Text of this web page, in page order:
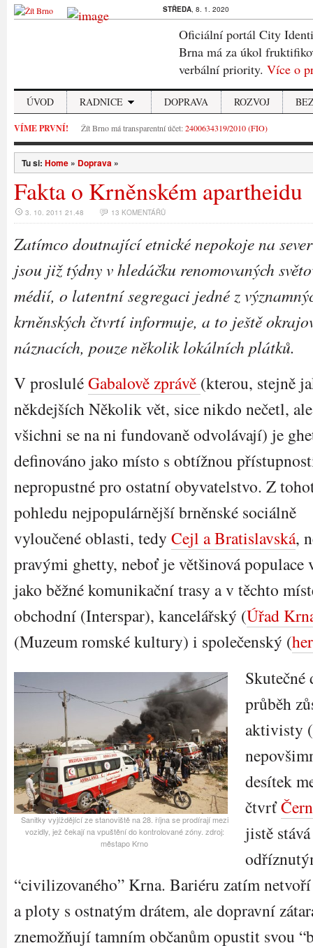
STŘEDA, 8. 1. 2020
Oficiální portál City
Brna má za úkol
verbální priority. Více o
ÚVOD RADNICE DOPRAVA ROZVOJ
VÍME PRVNÍ! Žít Brno má transparentní účet:2400634319/2010 (FIO)
Tu si: Home » Doprava »
Fakta o Krněnském apartheidu
3. 10. 2011 21.48 13 KOMENTÁŘŮ
Zatímco doutnající etnické nepokoje na
jsou již týdny v hledáčku renomovaných
médií, o latentní segregaci jedné z
krněnských čtvrtí informuje, a to ještě
náznacích, pouze několik lokálních plátků.
V prosluléGabalově zprávě (kterou, stejně
někdejších Několik vět, sice nikdo nečetl, ale
všichni se na ni fundovaně odvolávají) je
definováno jako místo s obtížnou
nepropustné pro ostatní obyvatelstvo. Z
pohledu nejpopulárnější brněnské sociálně
vyloučené oblasti, tedy Cejl a Bratislavská,
pravými ghetty, neboť je většinová populace
jako běžné komunikační trasy a v těchto
obchodní (Interspar), kancelářský (Úřad
(Muzeum romské kultury) i společenský (
Sanitky vyjíždějící ze stanoviště na 28. října se prodírají mezi
vozidly, jež čekají na vpuštění do kontrolované zóny. zdroj:
městapo Krno
průběh
aktivisty
desítek
čtvrť
jistě
“civilizovaného” Krna. Bariéru zatím
a ploty s ostnatým drátem, ale dopravní
znemožňují tamním občanům opustit svou